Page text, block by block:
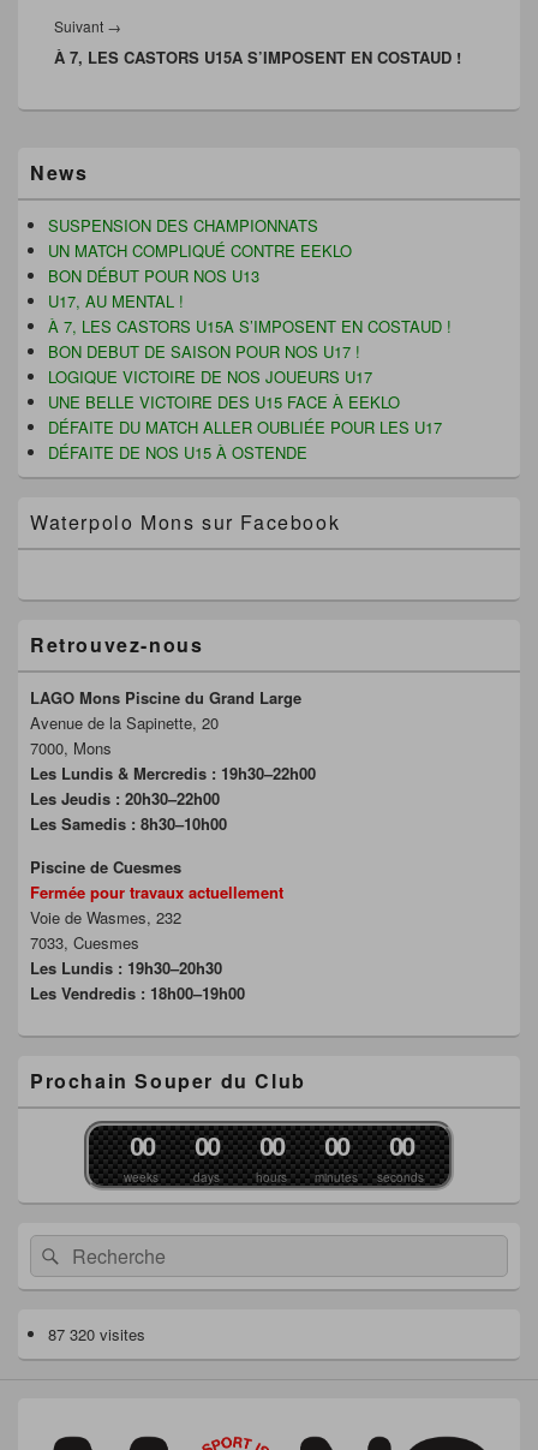
s
u
e
u
l
f
e
n
ê
t
r
e
)
e
n
v
e
n
ê
t
r
e
)
u
v
d
e
n
o
u
v
e
l
e
f
e
n
ê
t
e
)
e
n
r
Suivant →
suivant :
À 7, LES CASTORS U15A S’IMPOSENT EN COSTAUD !
principale
de
widget
pour
barre
latérale
News
SUSPENSION DES CHAMPIONNATS
UN MATCH COMPLIQUÉ CONTRE EEKLO
BON DÉBUT POUR NOS U13
U17, AU MENTAL !
À 7, LES CASTORS U15A S’IMPOSENT EN COSTAUD !
BON DEBUT DE SAISON POUR NOS U17 !
LOGIQUE VICTOIRE DE NOS JOUEURS U17
UNE BELLE VICTOIRE DES U15 FACE À EEKLO
DÉFAITE DU MATCH ALLER OUBLIÉE POUR LES U17
DÉFAITE DE NOS U15 À OSTENDE
Waterpolo Mons sur Facebook
Retrouvez-nous
LAGO Mons Piscine du Grand Large
Avenue de la Sapinette, 20
7000, Mons
Les Lundis & Mercredis : 19h30–22h00
Les Jeudis : 20h30–22h00
Les Samedis : 8h30–10h00
Piscine de Cuesmes
Fermée pour travaux actuellement
Voie de Wasmes, 232
7033, Cuesmes
Les Lundis : 19h30–20h30
Les Vendredis : 18h00–19h00
Prochain Souper du Club
weeks
00
days
00
hours
00
minutes
00
seconds
00
Recherche :Rechercher
87 320 visites